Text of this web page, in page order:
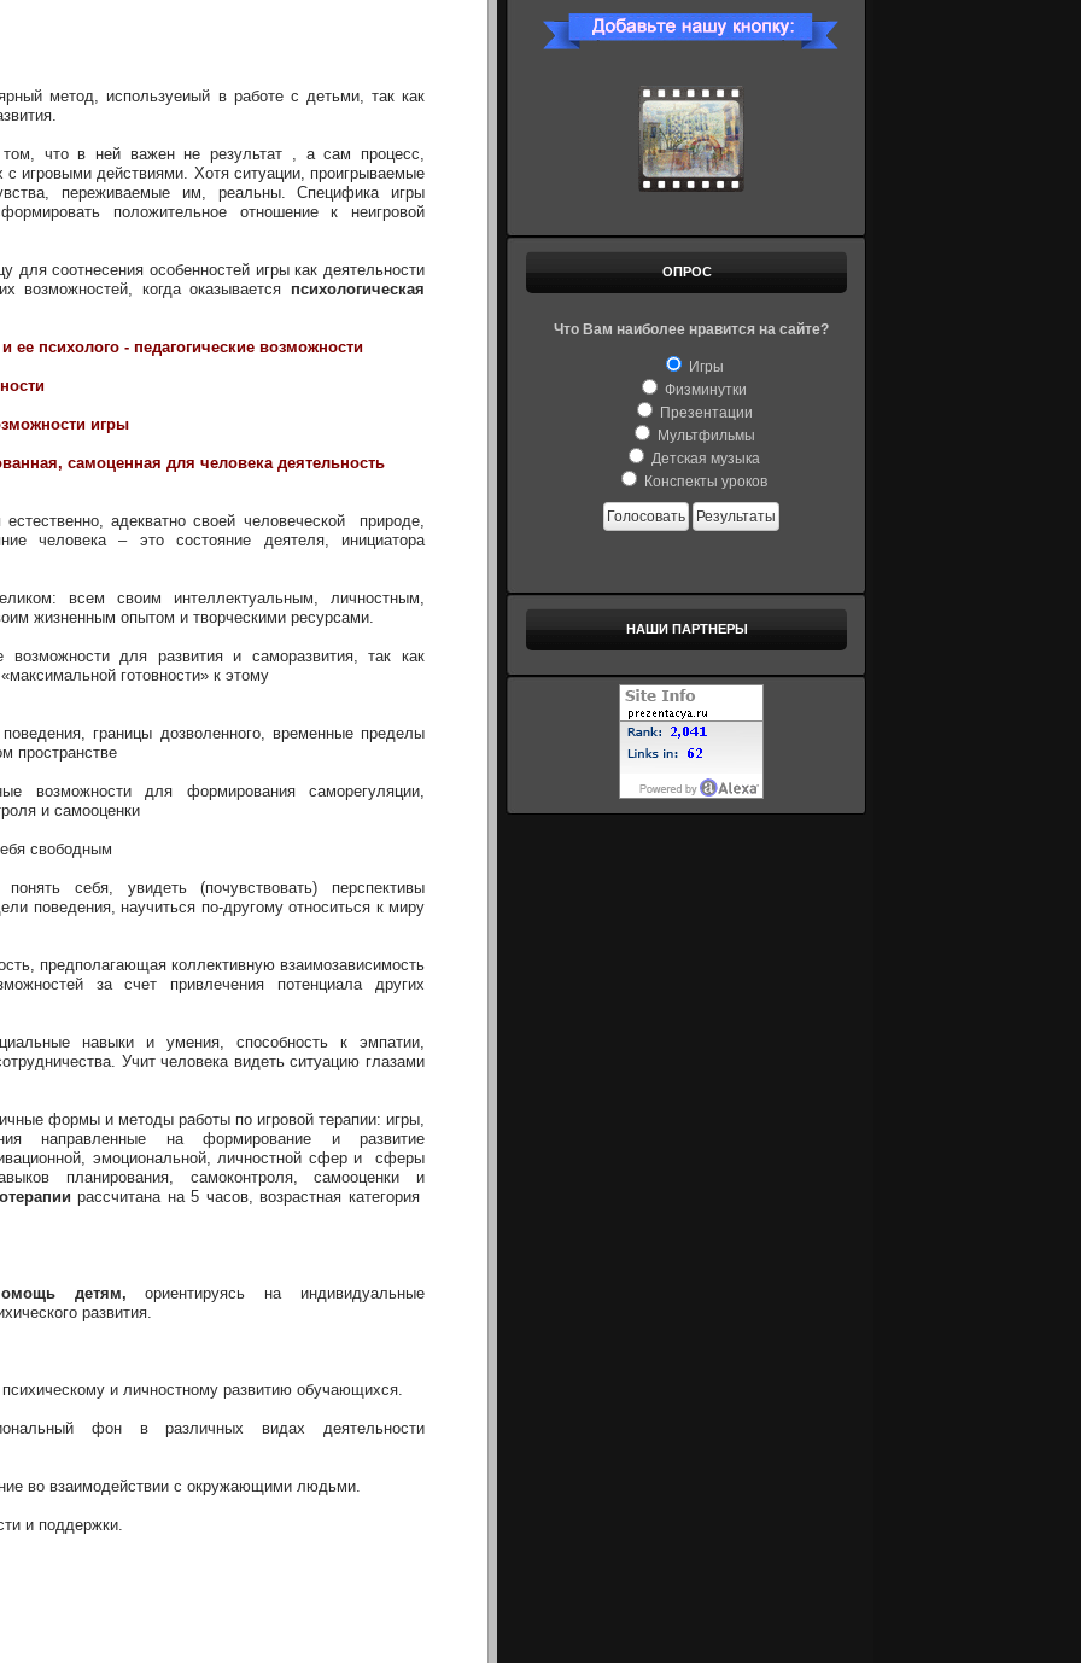
метод, используеиый в работе с детьми, так как
что в ней важен не результат , а сам процесс,
с игровыми действиями. Хотя ситуации, проигрываемые
переживаемые им, реальны. Специфика игры
положительное отношение к неигровой
для соотнесения особенностей игры как деятельности
возможностей, когда оказывается психологическая
ее психолого - педагогические возможности
игры
самоценная для человека деятельность
адекватно своей человеческой природе,
человека – это состояние деятеля, инициатора
всем своим интеллектуальным, личностным,
жизненным опытом и творческими ресурсами.
возможности для развития и саморазвития, так как
готовности» к этому
границы дозволенного, временные пределы
пространстве
возможности для формирования саморегуляции,
и самооценки
свободным
себя, увидеть (почувствовать) перспективы
поведения, научиться по-другому относиться к миру
предполагающая коллективную взаимозависимость
за счет привлечения потенциала других
навыки и умения, способность к эмпатии,
Учит человека видеть ситуацию глазами
формы и методы работы по игровой терапии: игры,
направленные на формирование и развитие
эмоциональной, личностной сфер и сферы
планирования, самоконтроля, самооценки и
рассчитана на 5 часов, возрастная категория
детям, ориентируясь на индивидуальные
развития.
и личностному развитию обучающихся.
фон в различных видах деятельности
во взаимодействии с окружающими людьми.
и поддержки.
ОПРОС
Что Вам наиболее нравится на сайте?
Игры
Физминутки
Презентации
Мультфильмы
Детская музыка
Конспекты уроков
Голосовать Результаты
НАШИ ПАРТНЕРЫ